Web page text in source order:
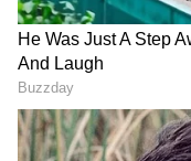
ಆ್ಯಪ್ ಡೌನ್‌ಲೋಡ್
ಗಳನ್ನು ಪಡೆಯಿರಿ